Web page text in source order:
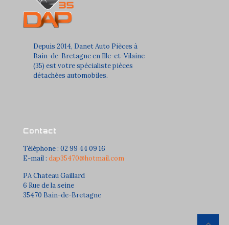
Depuis 2014, Danet Auto Pièces à
Bain-de-Bretagne en Ille-et-Vilaine
(35) est votre spécialiste pièces
détachées automobiles.
Contact
Téléphone : 02 99 44 09 16
E-mail : dap35470@hotmail.com
PA Chateau Gaillard
6 Rue de la seine
35470 Bain-de-Bretagne